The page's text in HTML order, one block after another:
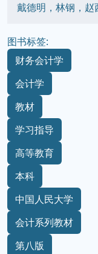
戴德明，林钢，赵
图书标签:
财务会计学
会计学
教材
学习指导
高等教育
本科
中国人民大学
会计系列教材
第八版